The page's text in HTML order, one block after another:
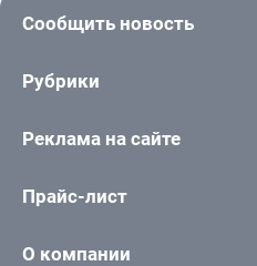
Сообщить новость
Рубрики
Реклама на сайте
Прайс-лист
О компании